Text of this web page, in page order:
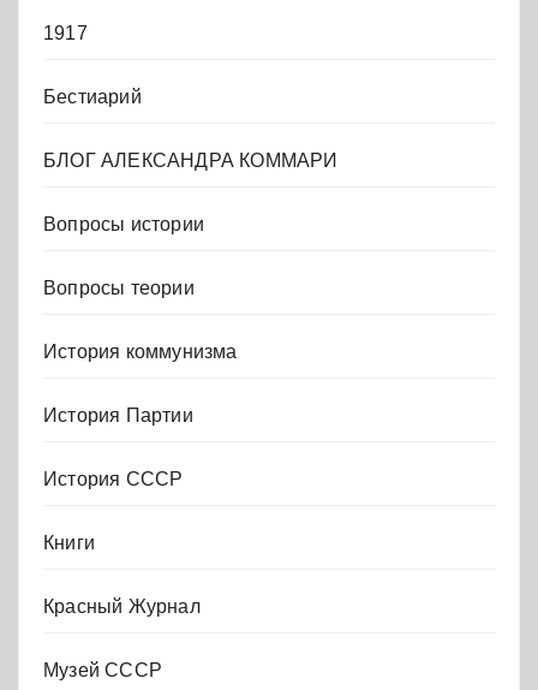
1917
Бестиарий
БЛОГ АЛЕКСАНДРА КОММАРИ
Вопросы истории
Вопросы теории
История коммунизма
История Партии
История СССР
Книги
Красный Журнал
Музей СССР